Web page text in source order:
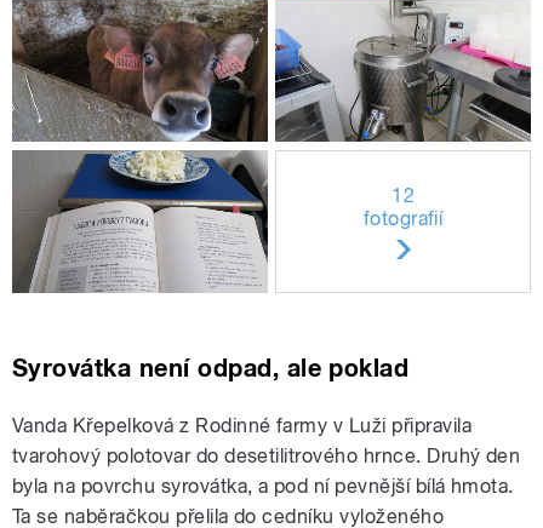
12
fotografií
Syrovátka není odpad, ale poklad
Vanda Křepelková z Rodinné farmy v Luži připravila
tvarohový polotovar do desetilitrového hrnce. Druhý den
byla na povrchu syrovátka, a pod ní pevnější bílá hmota.
Ta se naběračkou přelila do cedníku vyloženého